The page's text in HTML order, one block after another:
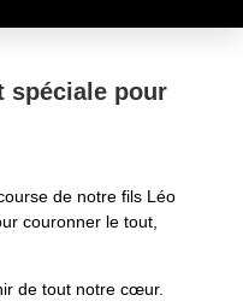
spéciale pour
de notre fils Léo
couronner le tout,
de tout notre cœur.